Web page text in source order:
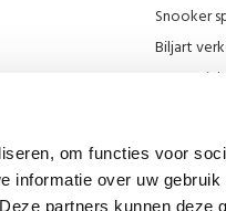
om functies voor
informatie over uw
partners kunnen deze
Snooker
Biljart
Onze
Blog
Biljart